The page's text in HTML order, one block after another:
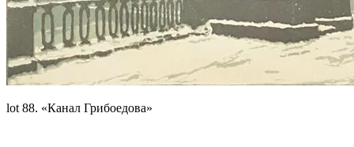
lot 88. «Канал Грибоедова»